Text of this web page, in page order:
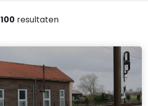
100 resultaten